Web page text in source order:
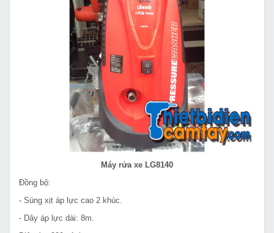
Máy rửa xe LG8140
Đồng bộ:
- Súng xịt áp lực cao 2 khúc.
- Dây áp lực dài: 8m.